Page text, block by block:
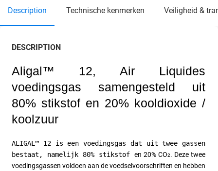
description technische kenmerken veiligheid &
DESCRIPTION
Aligal™ 12, Air Liquides
voedingsgas samengesteld uit
80% stikstof en 20% kooldioxide /
koolzuur
ALIGAL™ 12 is een voedingsgas dat uit twee gassen
bestaat, namelijk 80% stikstof en 20% CO2. Deze twee
voedingsgassen voldoen aan de voedselvoorschriften en hebben